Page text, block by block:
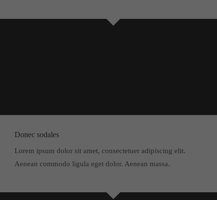
Donec sodales
Lorem ipsum dolor sit amet, consectetuer adipiscing elit.
Aenean commodo ligula eget dolor. Aenean massa.